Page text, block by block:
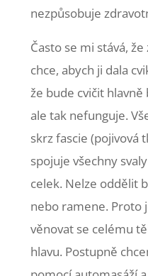
nezpůsobuje
Často se mi stává,
chce, abych ji dala
že bude cvičit hlavně
ale tak nefunguje.
skrz fascie (pojivová
spojuje všechny
celek. Nelze oddělit
nebo ramene. Proto
věnovat se celému
hlavu. Postupně